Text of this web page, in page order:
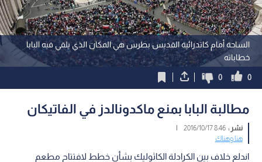
الساحة أمام كاتدرائية القديس بطرس هي المكان الذي يلقي فيه البابا
خطاباته
0
0
مطالبة البابا بمنع ماكدونالدز في الفاتيكان
نشر :8:46 2016/10/17
|
هنا وهناك
اندلع خلاف بين الكرادلة الكاثوليك بشأن خطط لافتتاح مطعم